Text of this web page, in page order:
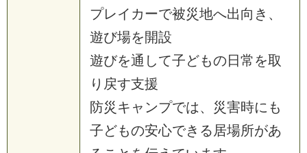
プレイカーで被災地へ出向き、
遊び場を開設
遊びを通して子どもの日常を取
り戻す支援
防災キャンプでは、災害時にも
子どもの安心できる居場所があ